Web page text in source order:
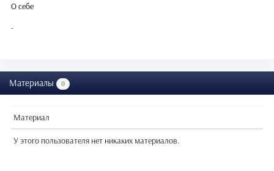
О себе
-
Материалы 0
Материал
У этого пользователя нет никаких материалов.